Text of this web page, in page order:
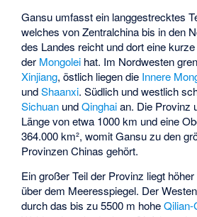
Gansu umfasst ein langgestrecktes
welches von Zentralchina bis in den
des Landes reicht und dort eine
der Mongolei hat. Im Nordwesten
Xinjiang, östlich liegen die Innere
undShaanxi. Südlich und westlich
Sichuan undQinghaian. Die Provinz
Länge von etwa 1000 km und eine
364.000 km², womit Gansu zu den
Provinzen Chinas gehört.
Ein großer Teil der Provinz liegt
über dem Meeresspiegel. Der
durch das bis zu 5500 m hoheQilian-